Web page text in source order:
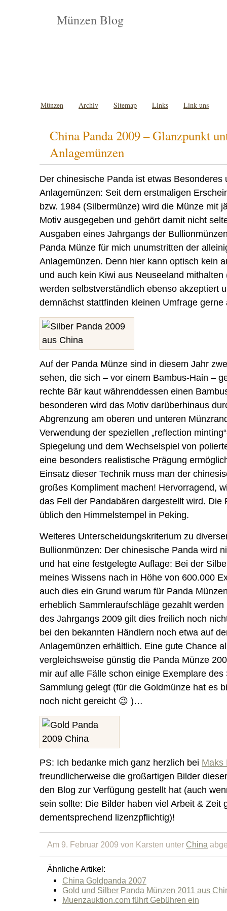
Münzen Blog
Münzen Archiv Sitemap Links Link uns
China Panda 2009 – Glanzpunkt
Anlagemünzen
Der chinesische Panda ist etwas Besonderes
Anlagemünzen: Seit dem erstmaligen
bzw. 1984 (Silbermünze) wird die Münze mit
Motiv ausgegeben und gehört damit nicht
Ausgaben eines Jahrgangs der
Panda Münze für mich unumstritten der
Anlagemünzen. Denn hier kann optisch kein
und auch kein Kiwi aus Neuseeland
werden selbstverständlich ebenso akzeptiert
demnächst stattfinden kleinen Umfrage
Auf der Panda Münze sind in diesem Jahr
sehen, die sich – vor einem Bambus-Hain –
rechte Bär kaut währenddessen einen
besonderen wird das Motiv darüberhinaus
Abgrenzung am oberen und unteren
Verwendung der speziellen „reflection
Spiegelung und dem Wechselspiel von
eine besonders realistische Prägung
Einsatz dieser Technik muss man der
großes Kompliment machen! Hervorragend,
das Fell der Pandabären dargestellt wird. Die
üblich den Himmelstempel in Peking.
Weiteres Unterscheidungskriterium zu
Bullionmünzen: Der chinesische Panda wird
und hat eine festgelegte Auflage: Bei der
meines Wissens nach in Höhe von 600.000
auch dies ein Grund warum für Panda
erheblich Sammleraufschläge gezahlt
des Jahrgangs 2009 gilt dies freilich noch
bei den bekannten Händlern noch etwa auf
Anlagemünzen erhältlich. Eine gute Chance
vergleichsweise günstig die Panda Münze
mir auf alle Fälle schon einige Exemplare
Sammlung gelegt (für die Goldmünze hat es
noch nicht gereicht 😉 )…
PS: Ich bedanke mich ganz herzlich bei Maks
freundlicherweise die großartigen Bilder
den Blog zur Verfügung gestellt hat (auch
sein sollte: Die Bilder haben viel Arbeit & Zeit
dementsprechend lizenzpflichtig)!
Am 9. Februar 2009 von Karsten unter China
Ähnliche Artikel:
China Goldpanda 2007
Gold und Silber Panda Münzen 2011 aus
Muenzauktion.com führt Gebühren ein